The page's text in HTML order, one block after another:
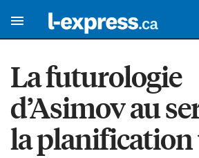
La futurologie
d’Asimov au
la